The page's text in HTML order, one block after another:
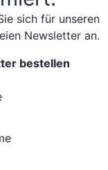
sich für unseren
Newsletter an.